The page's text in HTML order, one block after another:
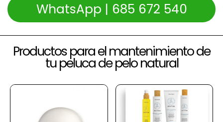
WhatsApp | 685 672 540
Productos para el mantenimiento de
tu peluca de pelo natural